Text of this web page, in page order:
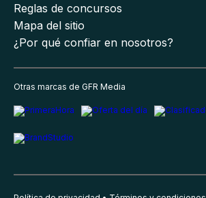
Reglas de concursos
Mapa del sitio
¿Por qué confiar en nosotros?
Otras marcas de GFR Media